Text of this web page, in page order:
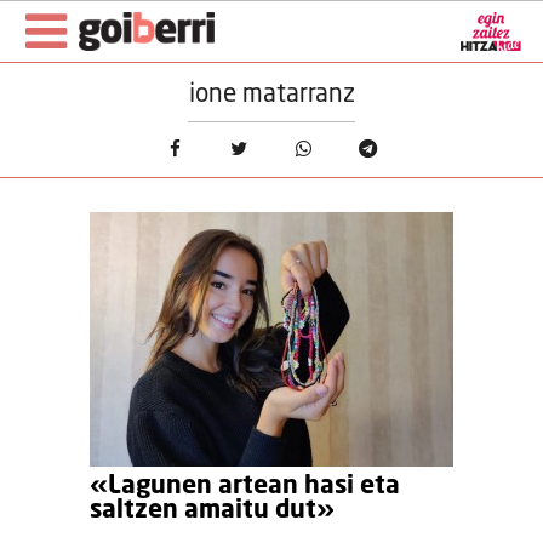
ione matarranz
«Lagunen artean hasi eta
saltzen amaitu dut»